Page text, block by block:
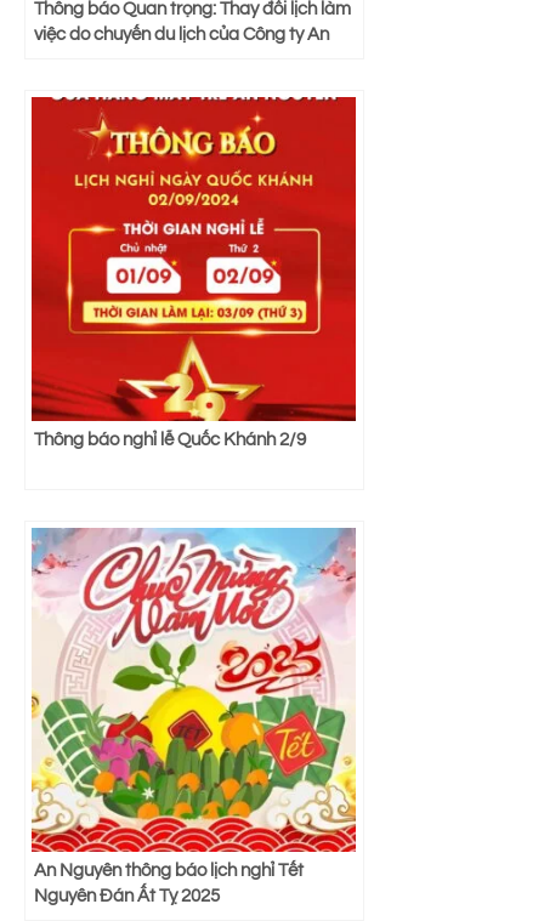
Thông báo Quan trọng: Thay đổi lịch làm
việc do chuyến du lịch của Công ty An
Thông báo nghỉ lễ Quốc Khánh 2/9
An Nguyên thông báo lịch nghỉ Tết
Nguyên Đán Ất Tỵ 2025